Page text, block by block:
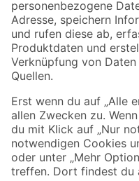
Zahlungsarten
Sicher einkaufen
Jetzt die toom-App